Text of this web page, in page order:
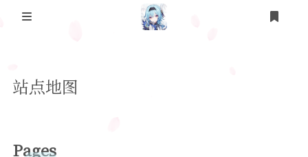
站点地图
Pages